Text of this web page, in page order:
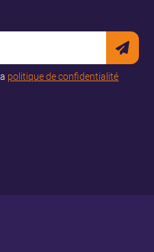
politique de confidentialité